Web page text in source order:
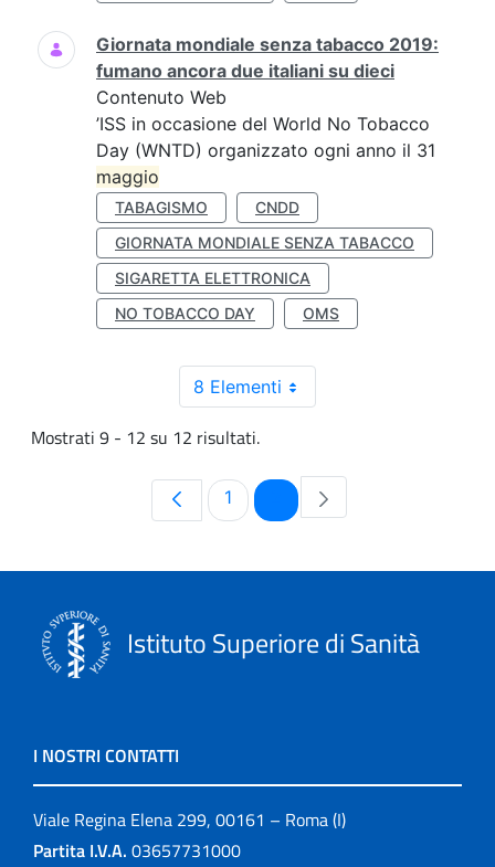
Giornata mondiale senza tabacco 2019:
fumano ancora due italiani su dieci
Contenuto Web
’ISS in occasione del World No Tobacco
Day (WNTD) organizzato ogni anno il 31
maggio
TABAGISMO
CNDD
GIORNATA MONDIALE SENZA TABACCO
SIGARETTA ELETTRONICA
NO TOBACCO DAY
OMS
8 Elementi
Mostrati 9 - 12 su 12 risultati.
Pagina
1 Pagina
Istituto Superiore di Sanità
I NOSTRI CONTATTI
Viale Regina Elena 299, 00161 – Roma (I)
Partita I.V.A. 03657731000